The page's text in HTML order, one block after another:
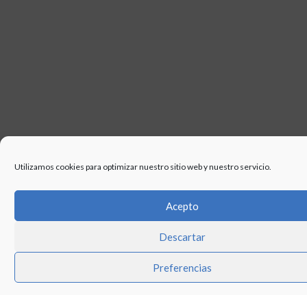
Utilizamos cookies para optimizar nuestro sitio web y nuestro servicio.
Acepto
Descartar
Preferencias